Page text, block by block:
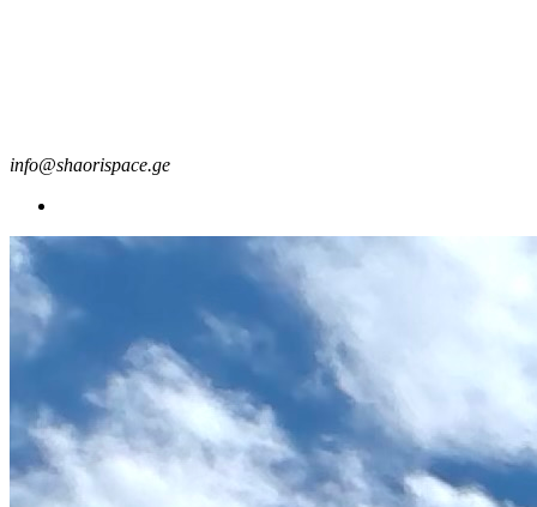
info@shaorispace.ge